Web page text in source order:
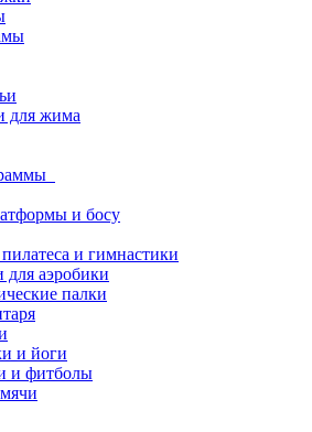
для жима
и босу
и гимнастики
аэробики
палки
и йоги
и фитболы